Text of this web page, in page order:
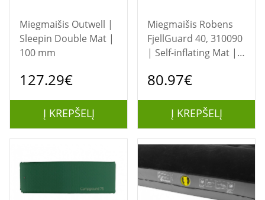
Miegmaišis Outwell |
Sleepin Double Mat |
100 mm
127.29€
Į KREPŠELĮ
Miegmaišis Robens
FjellGuard 40, 310090
| Self-inflating Mat |
80.97€
Į KREPŠELĮ